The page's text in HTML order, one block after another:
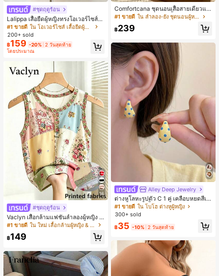
#ชุดฤดูร้อน
Lalippa เสื้อยืดผู้หญิงทรงโอเวอร์ไซส์ค
วามยาวกลาง คอกลม ไหล่ตก ลายพิมพ์
ตัวอักษรและลายทางแนวตั้ง สไตล์แฟชั่
นมินิมอล ของขวัญให้เพื่อน
#1 ขายดี
ใน โอเวอร์ไซส์ เสื้อยืดผู้หญิง
200+ sold
฿159 -20% 2 วันสุดท้าย
โดยประมาณ
16
#ชุดฤดูร้อน
Vaclyn เสื้อกล้ามแฟชั่นลำลองผู้หญิง ล
ายแพตช์เวิร์ก แขนกุด คอกลม ติดกระดุ
#1 ขายดี ใน ใหม่ เสื้อกล้ามผู้หญิง & Camis
฿149
Comfortcana ชุดนอนเสื้อสายเดี่ยวแต่
งระบายและกางเกงขาสั้นสำหรับผู้หญิง
#1 ขายดี ใน ลำลอง-ยัง ชุดนอนผู้หญิง
฿239
Alley Deep Jewelry
ต่างหูโลหะรูปตัว C 1 คู่ เคลือบหยดสีเห
ลือง ลายจุดสีน้ำเงิน สไตล์ยุโรปและอเม
ริกัน แฟชั่นส่วนตัว หวานและสง่างาม
ดินทาง งานแต่งงาน ปาร์ตี้ วันเกิด ของ
#1 ขายดี ใน โบโฮ ต่างหูผู้หญิง
ลูกค้ากลับมาซื้อซ้ำ!
เกือบหมดแล้ว!
#1 ขายดี ใน โบโฮ ต่างหูผู้หญิง
ลูกค้ากลับมาซื้อซ้ำ!
เกือบหมดแล้ว!
#1 ขายดี ใน โบโฮ ต่างหูผู้หญิง
ลูกค้ากลับมาซื้อซ้ำ!
เกือบหมดแล้ว!
#1 ขายดี
ใน โบโฮ ต่างหูผู้หญิง
เกือบหมดแล้ว!
300+ sold
฿35 -10% 2 วันสุดท้าย